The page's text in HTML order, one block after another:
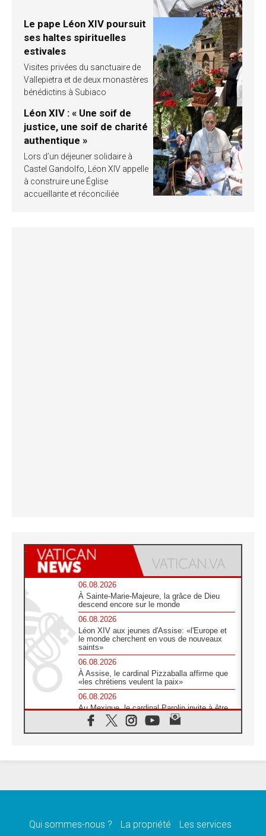
Le pape Léon XIV poursuit
ses haltes spirituelles
estivales
Visites privées du sanctuaire de
Vallepietra et de deux monastères
bénédictins à Subiaco
Léon XIV : « Une soif de
justice, une soif de charité
authentique »
Lors d’un déjeuner solidaire à
Castel Gandolfo, Léon XIV appelle
à construire une Église
accueillante et réconciliée
06.08.2026
À Sainte-Marie-Majeure, la grâce de Dieu
descend encore sur le monde
06.08.2026
Léon XIV aux jeunes d'Assise: «l'Europe et
le monde cherchent en vous de nouveaux
saints»
06.08.2026
À Assise, le cardinal Pizzaballa affirme que
«les chrétiens veulent la paix»
06.08.2026
Au Mexique, le cardinal Parolin invite à être
aux côtés des marginalisées
06.08.2026
l'espérance» affirme Mgr Tróccoli
Qui sommes-nous ? La propriété Les services